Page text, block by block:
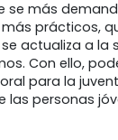
se más
prácticos,
actualiza a la
Con ello,
para la
las personas